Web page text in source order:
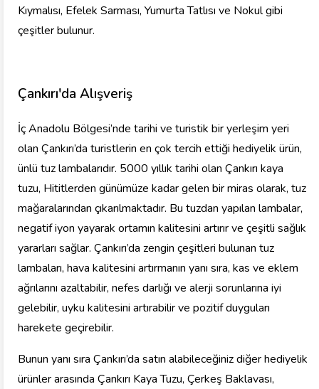
Kıymalısı, Efelek Sarması, Yumurta Tatlısı ve Nokul gibi
çeşitler bulunur.
Çankırı'da Alışveriş
İç Anadolu Bölgesi’nde tarihi ve turistik bir yerleşim yeri
olan Çankırı’da turistlerin en çok tercih ettiği hediyelik ürün,
ünlü tuz lambalarıdır. 5000 yıllık tarihi olan Çankırı kaya
tuzu, Hititlerden günümüze kadar gelen bir miras olarak, tuz
mağaralarından çıkarılmaktadır. Bu tuzdan yapılan lambalar,
negatif iyon yayarak ortamın kalitesini artırır ve çeşitli sağlık
yararları sağlar. Çankırı’da zengin çeşitleri bulunan tuz
lambaları, hava kalitesini artırmanın yanı sıra, kas ve eklem
ağrılarını azaltabilir, nefes darlığı ve alerji sorunlarına iyi
gelebilir, uyku kalitesini artırabilir ve pozitif duyguları
harekete geçirebilir.
Bunun yanı sıra Çankırı’da satın alabileceğiniz diğer hediyelik
ürünler arasında Çankırı Kaya Tuzu, Çerkeş Baklavası,